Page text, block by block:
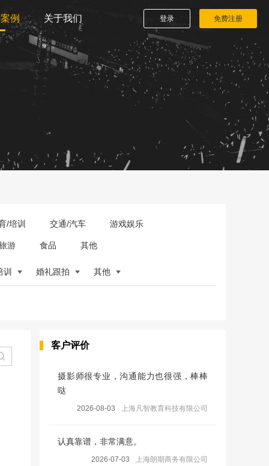
例 关于我们 登录 免费注册
/培训 交通/汽车 游戏娱乐
游 食品 其他
训 婚礼跟拍 其他
客户评价
摄影师很专业，沟通能力也很强，棒棒
哒
2026-08-03 上海凡智教育科技有限公司
认真靠谱，非常满意。
2026-07-03 上海朗期商务有限公司